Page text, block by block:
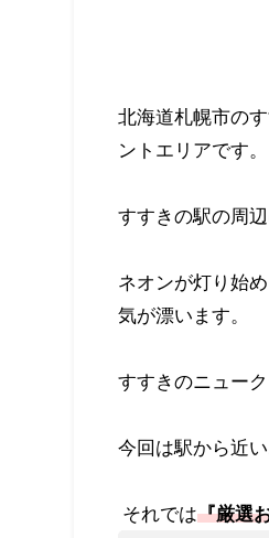
北海道札幌市の
ントエリアです。
すすきの駅の周
ネオンが灯り始
気が漂います。
すすきのニュー
今回は駅から近
それでは『厳選